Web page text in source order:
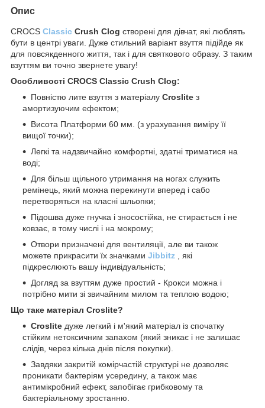
Опис
CROCS Classic Crush Clog створені для дівчат, які люблять
бути в центрі уваги. Дуже стильний варіант взуття підійде як
для повсякденного життя, так і для святкового образу. З таким
взуттям ви точно звернете увагу!
Особливості CROCS Classic Crush Clog:
Повністю лите взуття з матеріалу Croslite з
амортизуючим ефектом;
Висота Платформи 60 мм. (з урахування виміру її
вищої точки);
Легкі та надзвичайно комфортні, здатні триматися на
воді;
Для більш щільного утримання на ногах служить
ремінець, який можна перекинути вперед і сабо
перетворяться на класні шльопки;
Підошва дуже гнучка і зносостійка, не стирається і не
ковзає, в тому числі і на мокрому;
Отвори призначені для вентиляції, але ви також
можете прикрасити їх значками Jibbitz , які
підкреслюють вашу індивідуальність;
Догляд за взуттям дуже простий - Крокси можна і
потрібно мити зі звичайним милом та теплою водою;
Що таке матеріал Croslite?
Croslite дуже легкий і м'який матеріал із спочатку
стійким нетоксичним запахом (який зникає і не залишає
слідів, через кілька днів після покупки).
Завдяки закритій комірчастій структурі не дозволяє
проникати бактеріям усередину, а також має
антимікробний ефект, запобігає грибковому та
бактеріальному зростанню.